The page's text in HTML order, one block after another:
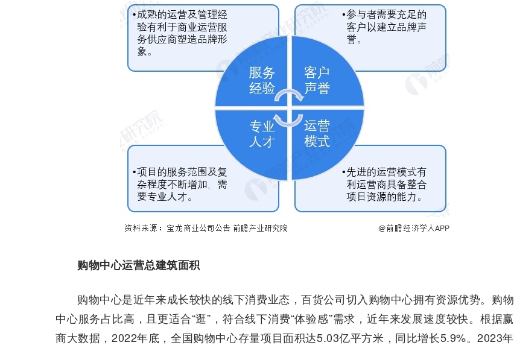
购物中心运营总建筑面积
购物中心是近年来成长较快的线下消费业态，百货公司切入购物中心拥有资源优势。购物
中心服务占比高，且更适合“逛”，符合线下消费“体验感”需求，近年来发展速度较快。根据赢
商大数据，2022年底，全国购物中心存量项目面积达5.03亿平方米，同比增长5.9%。2023年